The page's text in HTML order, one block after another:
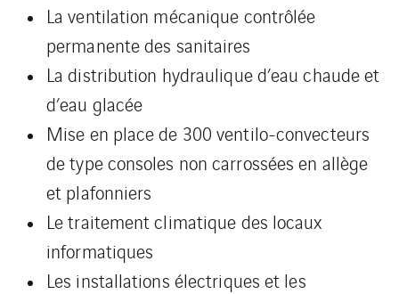
La ventilation mécanique contrôlée
permanente des sanitaires
La distribution hydraulique d’eau chaude et
d’eau glacée
Mise en place de 300 ventilo-convecteurs
de type consoles non carrossées en allège
et plafonniers
Le traitement climatique des locaux
informatiques
Les installations électriques et les